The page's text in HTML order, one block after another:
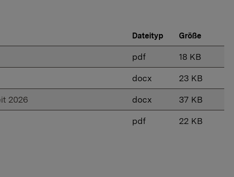
Dateityp Größe
pdf 18 KB
docx 23 KB
2026 docx 37 KB
pdf 22 KB